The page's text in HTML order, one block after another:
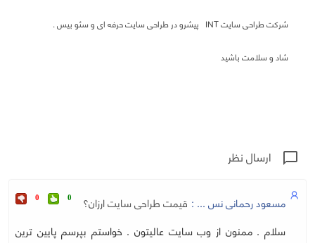
شرکت طراحی سایت INT پیشرو در طراحی سایت حرفه ای و سئو بیس .
شاد و سلامت باشید
chat_bubble_outline ارسال نظر
مسعود رحمانی نس ... : قیمت طراحی سایت ارزان؟ 0
0
سلام . ممنون از وب سایت عالیتون . خواستم بپرسم پایین ترین